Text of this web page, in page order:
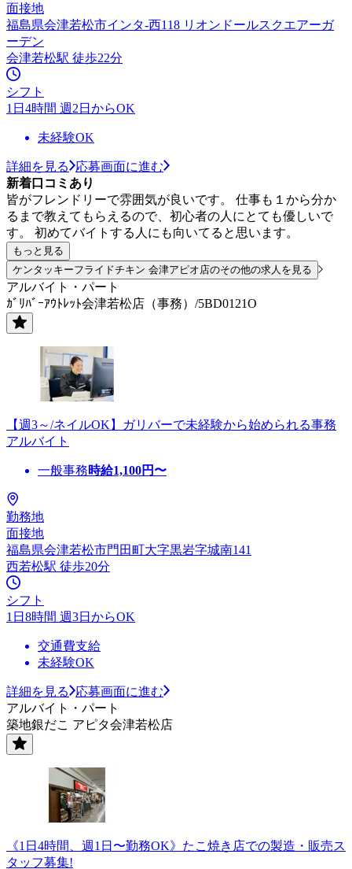
面接地
福島県会津若松市インタ-西118 リオンドールスクエアーガ
ーデン
会津若松駅 徒歩22分
シフト
1日4時間 週2日からOK
未経験OK
詳細を見る
応募画面に進む
新着口コミあり
皆がフレンドリーで雰囲気が良いです。 仕事も１から分か
るまで教えてもらえるので、初心者の人にとても優しいで
す。 初めてバイトする人にも向いてると思います。
もっと見る
ケンタッキーフライドチキン 会津アピオ店のその他の求人を見る
アルバイト・パート
ｶﾞﾘﾊﾞｰｱｳﾄﾚｯﾄ会津若松店（事務）/5BD0121O
【週3～/ネイルOK】ガリバーで未経験から始められる事務
アルバイト
一般事務時給1,100円〜
勤務地
面接地
福島県会津若松市門田町大字黒岩字城南141
西若松駅 徒歩20分
シフト
1日8時間 週3日からOK
交通費支給
未経験OK
詳細を見る
応募画面に進む
アルバイト・パート
築地銀だこ アピタ会津若松店
《1日4時間、週1日〜勤務OK》たこ焼き店での製造・販売ス
タッフ募集!